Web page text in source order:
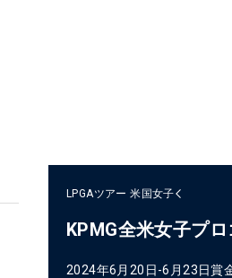
LPGAツアー 米国女子
KPMG全米女子プ
2024年6月20日-6月23日賞